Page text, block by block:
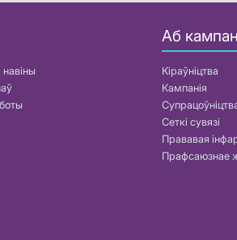
Аб
Кіраўніцтва
Кампанія
Сеткі сувязі
Прававая
Прафсаюзнае